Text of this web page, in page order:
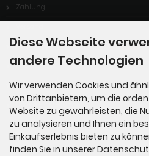
Zahlung
Dropshipping Service
EPR
Kontakt
Cookie Einstellungen
Diese Webseite
andere Technologien
Wir verwenden Cookies und
von Drittanbietern, um die
Website zu gewährleisten, die
zu analysieren und Ihnen ein
Einkaufserlebnis bieten zu
finden Sie in unserer